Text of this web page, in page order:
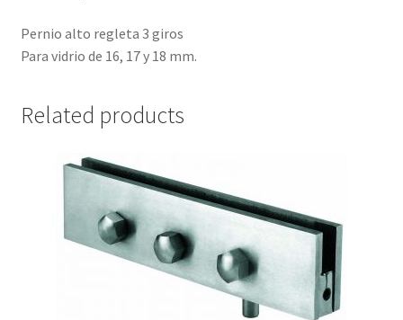
Pernio alto regleta 3 giros
Para vidrio de 16, 17 y 18 mm.
Related products